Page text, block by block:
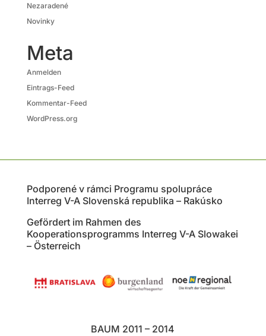
Nezaradené
Novinky
Meta
Anmelden
Eintrags-Feed
Kommentar-Feed
WordPress.org
Podporené v rámci Programu spolupráce
Interreg V-A Slovenská republika – Rakúsko
Gefördert im Rahmen des
Kooperationsprogramms Interreg V-A Slowakei
– Österreich
BAUM 2011 – 2014